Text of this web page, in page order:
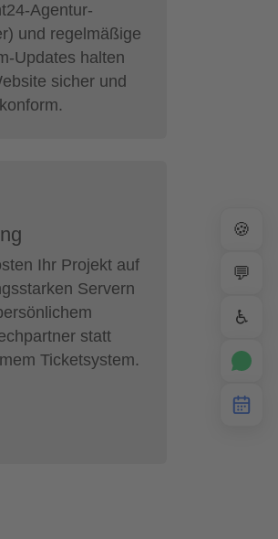
Agentur-
und regelmäßige
Updates halten
sicher und
Ihr Projekt auf
Servern
statt
Ticketsystem.
🍪
💬
♿